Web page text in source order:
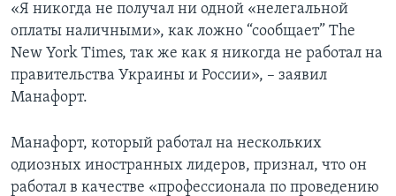
«Я никогда не получал ни одной «нелегальной
оплаты наличными», как ложно “сообщает” The
New York Times, так же как я никогда не работал на
правительства Украины и России», – заявил
Манафорт.
Манафорт, который работал на нескольких
одиозных иностранных лидеров, признал, что он
работал в качестве «профессионала по проведению